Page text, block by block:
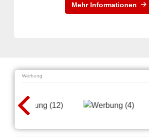
Mehr Informationen
Werbung